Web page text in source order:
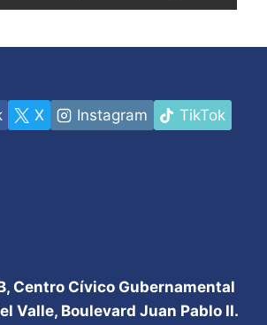
X Instagram TikTok
Centro Cívico Gubernamental
Valle, Boulevard Juan Pablo II.